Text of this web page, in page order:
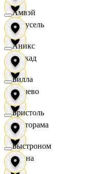
Карусель
Каскад
Дёшево
Касторама
Диана
Амвэй
Аникс
Билла
Бристоль
Быстроном